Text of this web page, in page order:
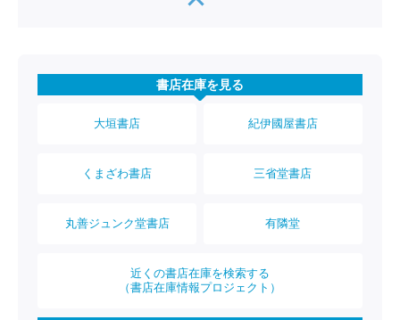
書店在庫を見る
大垣書店 紀伊國屋書店
くまざわ書店 三省堂書店
丸善ジュンク堂書店 有隣堂
近くの書店在庫を検索する
（書店在庫情報プロジェクト）